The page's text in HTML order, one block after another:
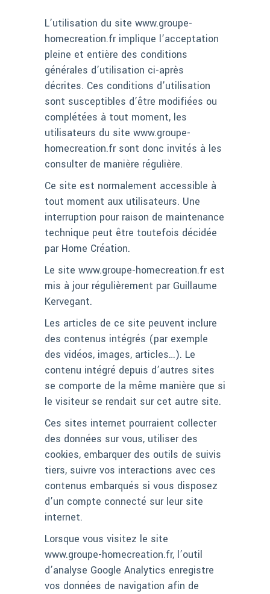
L’utilisation du site www.groupe-
homecreation.fr implique l’acceptation
pleine et entière des conditions
générales d’utilisation ci-après
décrites. Ces conditions d’utilisation
sont susceptibles d’être modifiées ou
complétées à tout moment, les
utilisateurs du site www.groupe-
homecreation.fr sont donc invités à les
consulter de manière régulière.
Ce site est normalement accessible à
tout moment aux utilisateurs. Une
interruption pour raison de maintenance
technique peut être toutefois décidée
par Home Création.
Le site www.groupe-homecreation.fr est
mis à jour régulièrement par Guillaume
Kervegant.
Les articles de ce site peuvent inclure
des contenus intégrés (par exemple
des vidéos, images, articles…). Le
contenu intégré depuis d’autres sites
se comporte de la même manière que si
le visiteur se rendait sur cet autre site.
Ces sites internet pourraient collecter
des données sur vous, utiliser des
cookies, embarquer des outils de suivis
tiers, suivre vos interactions avec ces
contenus embarqués si vous disposez
d’un compte connecté sur leur site
internet.
Lorsque vous visitez le site
www.groupe-homecreation.fr, l’outil
d’analyse Google Analytics enregistre
vos données de navigation afin de